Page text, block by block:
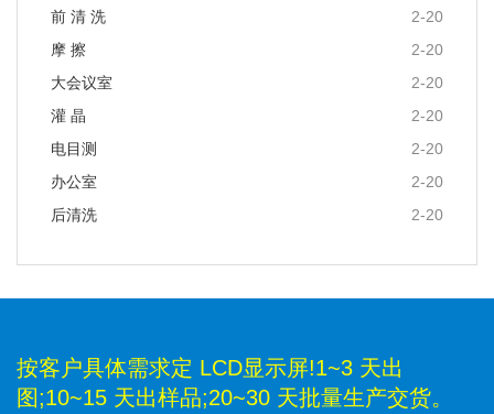
2-20
前 清 洗
2-20
摩 擦
2-20
大会议室
2-20
灌 晶
2-20
电目测
2-20
办公室
2-20
后清洗
按客户具体需求定 LCD显示屏!1~3 天出
图;10~15 天出样品;20~30 天批量生产交货。